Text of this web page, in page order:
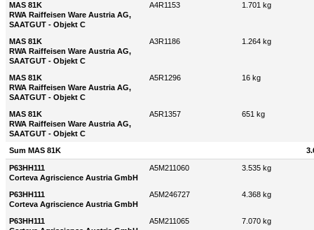
MAS 81K
RWA Raiffeisen Ware Austria AG,
SAATGUT - Objekt C
A4R1153 1.701 kg
MAS 81K
RWA Raiffeisen Ware Austria AG,
SAATGUT - Objekt C
A3R1186 1.264 kg
MAS 81K
RWA Raiffeisen Ware Austria AG,
SAATGUT - Objekt C
A5R1296 16 kg
MAS 81K
RWA Raiffeisen Ware Austria AG,
SAATGUT - Objekt C
A5R1357 651 kg
Sum MAS 81K
P63HH111
Corteva Agriscience Austria GmbH
A5M211060 3.535 kg
P63HH111
Corteva Agriscience Austria GmbH
A5M246727 4.368 kg
P63HH111
A5M211065 7.070 kg